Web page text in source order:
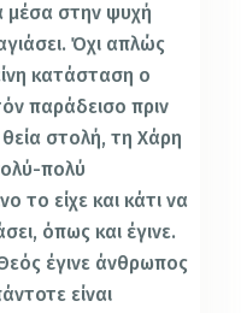
μέσα στην ψυχή
Όχι απλώς
κατάσταση ο
παράδεισο πριν
θεία στολή, τη Χάρη
πολύ
το είχε και κάτι να
όπως και έγινε.
έγινε άνθρωπος
είναι